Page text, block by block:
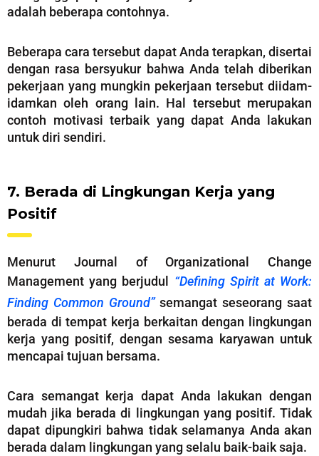
adalah beberapa contohnya.
Beberapa cara tersebut dapat Anda terapkan, disertai
dengan rasa bersyukur bahwa Anda telah diberikan
pekerjaan yang mungkin pekerjaan tersebut diidam-
idamkan oleh orang lain. Hal tersebut merupakan
contoh motivasi terbaik yang dapat Anda lakukan
untuk diri sendiri.
7. Berada di Lingkungan Kerja yang
Positif
Menurut Journal of Organizational Change
Management yang berjudul “Defining Spirit at Work:
Finding Common Ground”semangat seseorang saat
berada di tempat kerja berkaitan dengan lingkungan
kerja yang positif, dengan sesama karyawan untuk
mencapai tujuan bersama.
Cara semangat kerja dapat Anda lakukan dengan
mudah jika berada di lingkungan yang positif. Tidak
dapat dipungkiri bahwa tidak selamanya Anda akan
berada dalam lingkungan yang selalu baik-baik saja.